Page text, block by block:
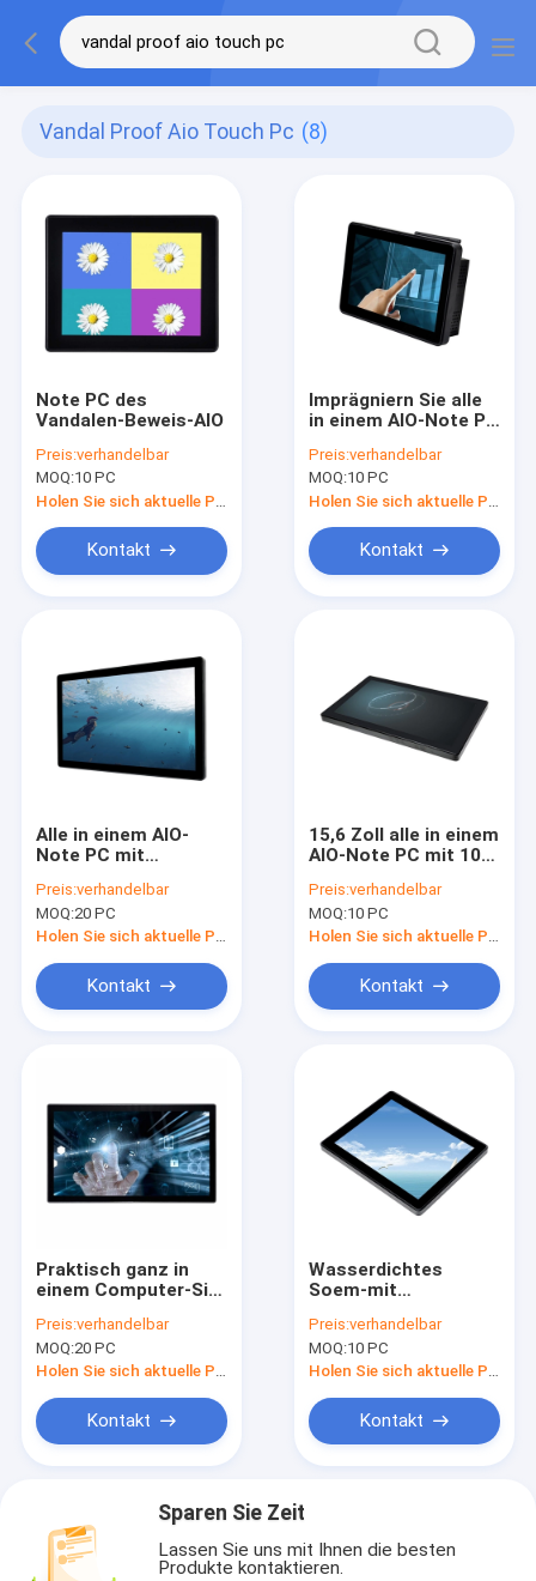
Vandal Proof Aio Touch Pc (8)
Note PC des
Vandalen-Beweis-AIO
Preis:verhandelbar
MOQ:10 PC
Kontakt
Imprägniern Sie alle
in einem AIO-Note PC
10,1 Zoll
Preis:verhandelbar
MOQ:10 PC
Kontakt
Alle in einem AIO-
Note PC mit
Berührungseingabe
Bildschirm
698.4×392.85mm
Preis:verhandelbar
MOQ:20 PC
Kontakt
15,6 Zoll alle in einem
AIO-Note PC mit 10
Bildschirm
Preis:verhandelbar
MOQ:10 PC
Kontakt
Praktisch ganz in
einem Computer-Sitz
Bildschirm-
Blendschutz
Preis:verhandelbar
MOQ:20 PC
Holen Sie sich aktuelle Preis
Kontakt
Wasserdichtes
Soem-mit
Bildschirm alles in
einem
Arbeitsplatzrechner-
I7 Android
Preis:verhandelbar
MOQ:10 PC
Holen Sie sich aktuelle Preis
Kontakt
Sparen Sie Zeit
Lassen Sie uns mit Ihnen die besten
Produkte kontaktieren.